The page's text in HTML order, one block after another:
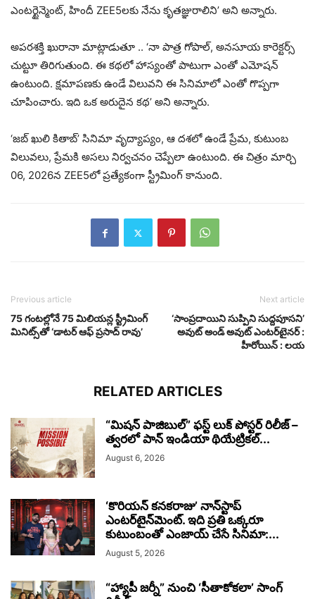
ఎంటర్టైన్మెంట్, హిందీ ZEE5లకు నేను కృతజ్ఞురాలిని’ అని అన్నారు.
అపరశక్తి ఖురానా మాట్లాడుతూ .. ‘నా పాత్ర గోపాల్, అనసూయ కారెక్టర్స్
చుట్టూ తిరిగుతుంది. ఈ కథలో హాస్యంతో పాటుగా ఎంతో ఎమోషన్
ఉంటుంది. క్షమాపణకు ఉండే విలువని ఈ సినిమాలో ఎంతో గొప్పగా
చూపించారు. ఇది ఒక అరుదైన కథ’ అని అన్నారు.
‘జబ్ ఖులి కితాబ్’ సినిమా వృద్యాప్యం, ఆ దశలో ఉండే ప్రేమ, కుటుంబ
విలువలు, ప్రేమకి అసలు నిర్వచనం చెప్పేలా ఉంటుంది. ఈ చిత్రం మార్చి
06, 2026న ZEE5లో ప్రత్యేకంగా స్ట్రీమింగ్ కానుంది.
Previous article
75 గంటల్లోనే 75 మిలియన్ల స్ట్రీమింగ్
మినిట్స్‌తో ‘డాటర్ ఆఫ్ ప్రసాద్ రావు’
Next article
‘సాంప్రదాయిని సుప్పిని సుద్దపూసని’
అవుట్‌ అండ్‌ అవుట్‌ ఎంటర్‌టైనర్‌ :
హీరోయిన్‌ : లయ
RELATED ARTICLES
“మిషన్ పాజిబుల్” ఫస్ట్ లుక్ పోస్టర్ రిలీజ్ –
త్వరలో పాన్ ఇండియా థియేట్రికల్...
August 6, 2026
‘కొరియన్ కనకరాజు’ నాన్‌స్టాప్
ఎంటర్‌టైన్‌మెంట్. ఇది ప్రతి ఒక్కరూ
కుటుంబంతో ఎంజాయ్ చేసే సినిమా:...
August 5, 2026
“హ్యాపీ జర్నీ” నుంచి ‘సీతాకోకలా’ సాంగ్